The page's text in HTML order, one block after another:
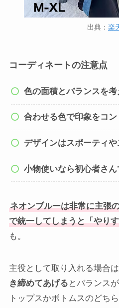
出典： 楽
コーディネートの注意点
色の面積とバランスを考
合わせる色で印象をコ
デザインはスポーティ
小物使いなら初心者さ
ネオンブルーは非常に主張
で統一してしまうと「やり
も。
主役として取り入れる場合は
き締めてあげる とバランス
トップスかボトムスのどち